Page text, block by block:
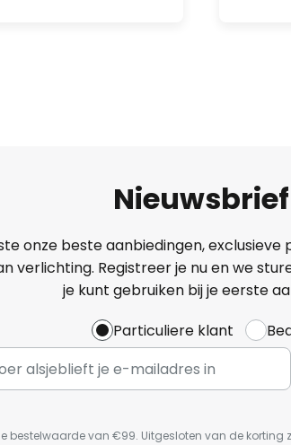
Nieuwsbrief
onze beste aanbiedingen,
verlichting. Registreer je nu en we
je kunt gebruiken bij je eerste
Particuliere klant
bestelwaarde van €99. Uitgesloten van de korting